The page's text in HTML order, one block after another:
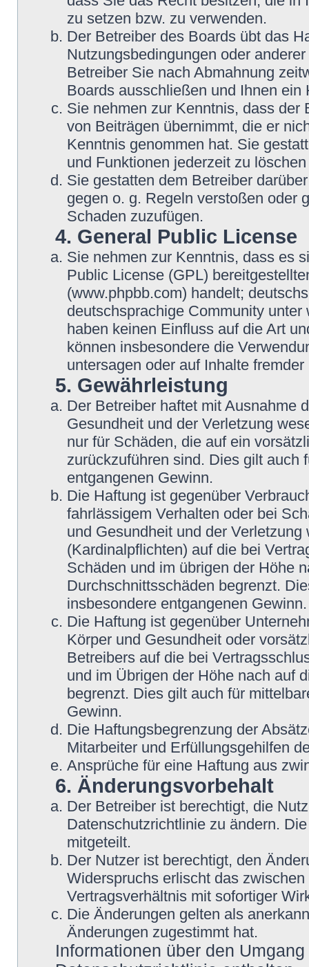
zu setzen bzw. zu verwenden.
Der Betreiber des Boards übt das
Nutzungsbedingungen oder
Betreiber Sie nach Abmahnung
Boards ausschließen und Ihnen ein
Sie nehmen zur Kenntnis, dass der
von Beiträgen übernimmt, die er
Kenntnis genommen hat. Sie
und Funktionen jederzeit zu
Sie gestatten dem Betreiber
gegen o. g. Regeln verstoßen oder
Schaden zuzufügen.
4. General Public License
Sie nehmen zur Kenntnis, dass es
Public License (GPL)
(www.phpbb.com) handelt;
deutschsprachige Community
haben keinen Einfluss auf die Art
können insbesondere die
untersagen oder auf Inhalte
5. Gewährleistung
Der Betreiber haftet mit Ausnahme
Gesundheit und der Verletzung
nur für Schäden, die auf ein
zurückzuführen sind. Dies gilt auch
entgangenen Gewinn.
Die Haftung ist gegenüber
fahrlässigem Verhalten oder bei
und Gesundheit und der
(Kardinalpflichten) auf die bei
Schäden und im übrigen der Höhe
Durchschnittsschäden begrenzt.
insbesondere entgangenen Gewinn.
Die Haftung ist gegenüber
Körper und Gesundheit oder
Betreibers auf die bei
und im Übrigen der Höhe nach auf
begrenzt. Dies gilt auch für
Gewinn.
Die Haftungsbegrenzung der
Mitarbeiter und Erfüllungsgehilfen
Ansprüche für eine Haftung aus
6. Änderungsvorbehalt
Der Betreiber ist berechtigt, die
Datenschutzrichtlinie zu ändern.
mitgeteilt.
Der Nutzer ist berechtigt, den
Widerspruchs erlischt das
Vertragsverhältnis mit sofortiger
Die Änderungen gelten als
Änderungen zugestimmt hat.
Informationen über den